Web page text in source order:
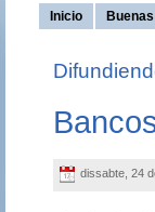
Inicio
dissabte, 24